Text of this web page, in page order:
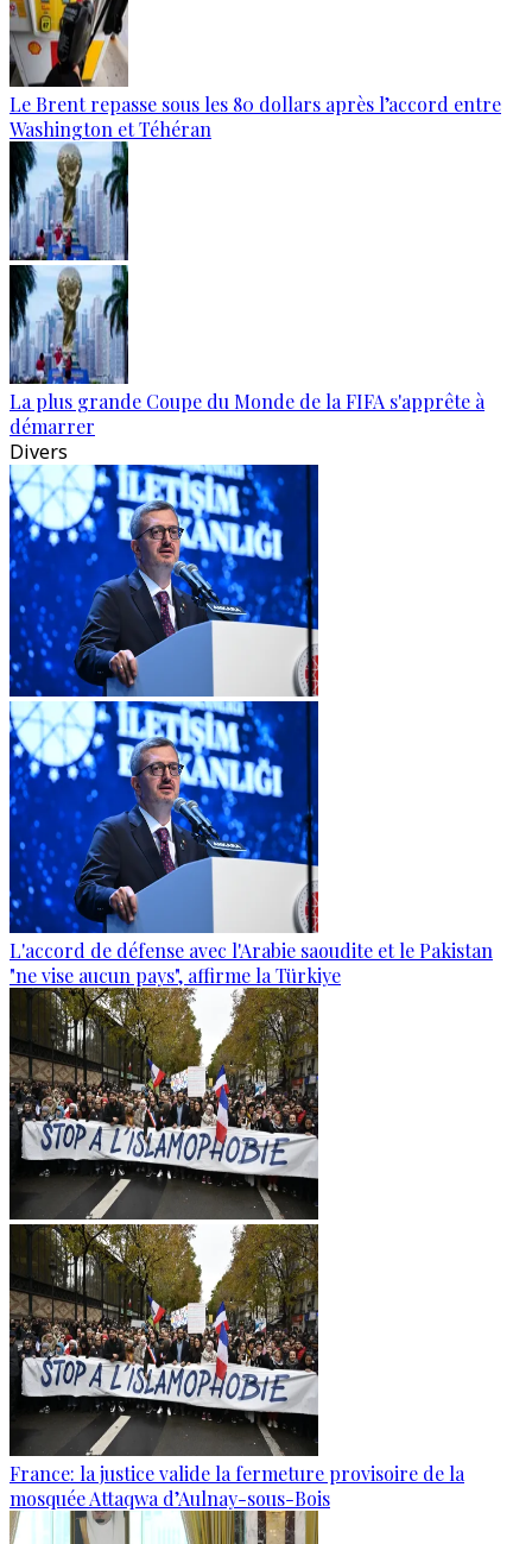
Le Brent repasse sous les 80 dollars après l’accord entre
Washington et Téhéran
La plus grande Coupe du Monde de la FIFA s'apprête à
démarrer
Divers
L'accord de défense avec l'Arabie saoudite et le Pakistan
"ne vise aucun pays", affirme la Türkiye
France: la justice valide la fermeture provisoire de la
mosquée Attaqwa d’Aulnay-sous-Bois